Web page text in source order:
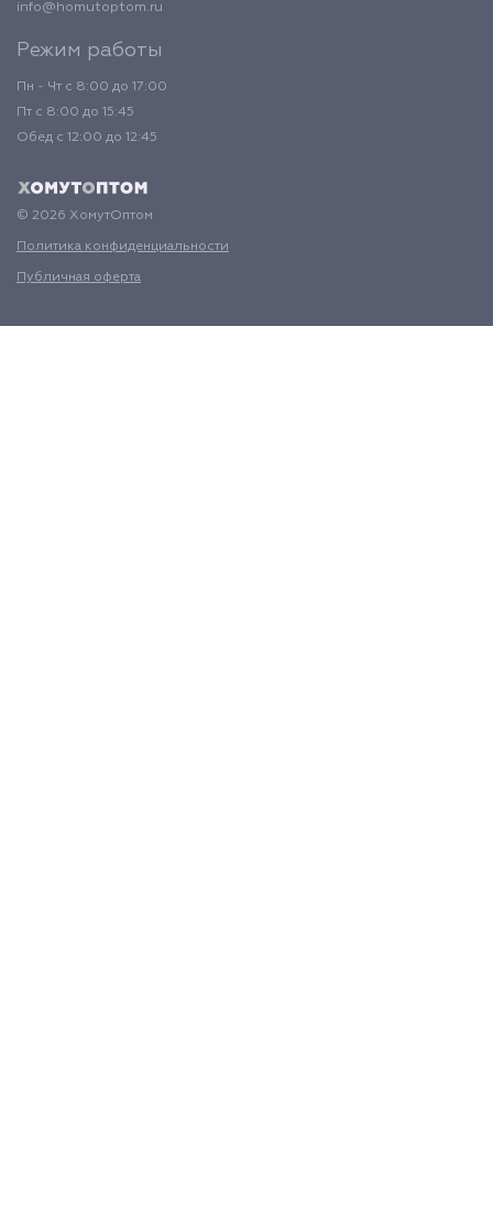
info@homutoptom.ru
Режим работы
Пн - Чт с 8:00 до 17:00
Пт с 8:00 до 15:45
Обед с 12:00 до 12:45
© 2026 ХомутОптом
Политика конфиденциальности
Публичная оферта